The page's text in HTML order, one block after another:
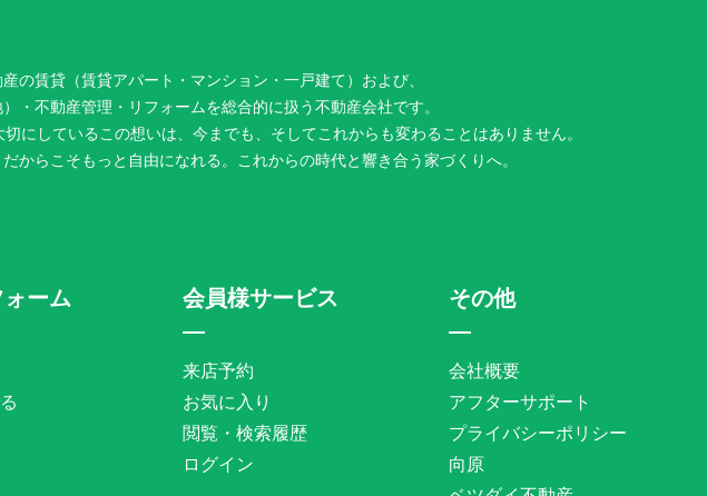
の賃貸（賃貸アパート・マンション・一戸建て）および、
・不動産管理・リフォームを総合的に扱う不動産会社です。
にしているこの想いは、今までも、そしてこれからも変わることはありません。
からこそもっと自由になれる。これからの時代と響き合う家づくりへ。
ーム 会員様サービス
来店予約
お気に入り
閲覧・検索履歴
ログイン
その他
会社概要
アフターサポート
プライバシーポリシー
向原